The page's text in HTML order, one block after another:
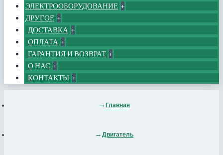
ЭЛЕКТРООБОРУДОВАНИЕ +
ДРУГОЕ +
ДОСТАВКА +
ОПЛАТА +
ГАРАНТИЯ И ВОЗВРАТ +
О НАС +
КОНТАКТЫ +
Главная
Двигатель